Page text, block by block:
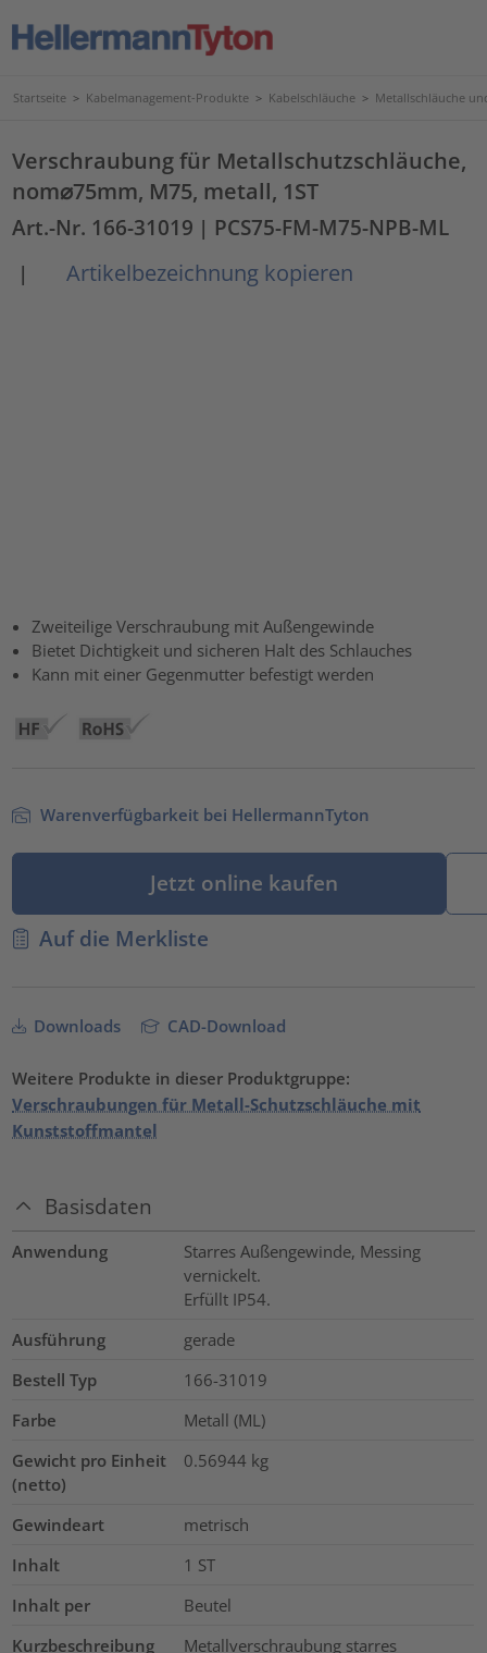
Startseite > Kabelmanagement-Produkte > Kabelschläuche > Metallschläuche
Verschraubung für Metallschutzschläuche,
nom⌀75mm, M75, metall, 1ST
Art.-Nr. 166-31019 | PCS75-FM-M75-NPB-ML
|
Artikelbezeichnung kopieren
Zweiteilige Verschraubung mit Außengewinde
Bietet Dichtigkeit und sicheren Halt des Schlauches
Kann mit einer Gegenmutter befestigt werden
Warenverfügbarkeit bei HellermannTyton
Jetzt online kaufen
Auf die Merkliste
Downloads CAD-Download
Weitere Produkte in dieser Produktgruppe:
Verschraubungen für Metall-Schutzschläuche mit
Kunststoffmantel
Basisdaten
Anwendung
Starres Außengewinde, Messing
vernickelt.
Erfüllt IP54.
Ausführung
gerade
Bestell Typ
166-31019
Farbe
Metall (ML)
Gewicht pro Einheit
(netto)
0.56944 kg
Gewindeart
metrisch
Inhalt
1 ST
Inhalt per
Beutel
Kurzbeschreibung
Metallverschraubung starres